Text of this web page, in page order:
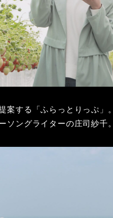
案する「ふらっとりっぷ」。
ソングライターの庄司紗千。